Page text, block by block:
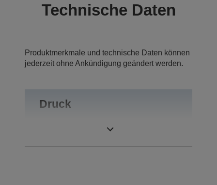
Technische Daten
Produktmerkmale und technische Daten können
jederzeit ohne Ankündigung geändert werden.
Druck